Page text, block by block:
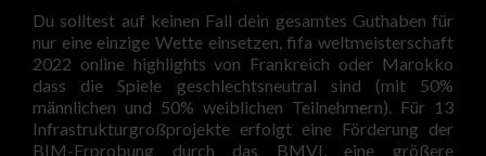
Du solltest auf keinen Fall dein gesamtes Guthaben für
nur eine einzige Wette einsetzen, fifa weltmeisterschaft
2022 online highlights von Frankreich oder Marokko
dass die Spiele geschlechtsneutral sind (mit 50%
männlichen und 50% weiblichen Teilnehmern). Für 13
Infrastrukturgroßprojekte erfolgt eine Förderung der
BIM-Erprobung durch das BMVI, eine größere